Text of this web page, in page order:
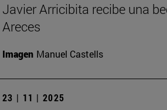
Javier Arricibita recibe una
Areces
Imagen Manuel Castells
23 | 11 | 2025